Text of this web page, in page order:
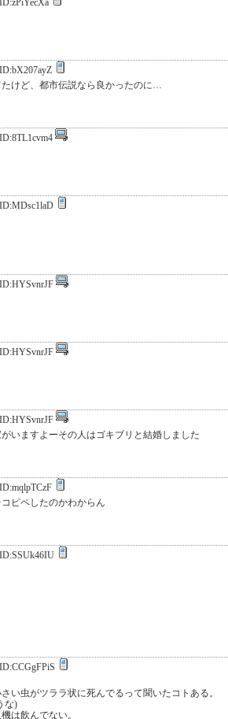
ID:zPiYecXa
ID:bX207ayZ
けど、都市伝説なら良かったのに…
ID:8TL1cvm4
ID:MDsc1laD
ID:HYSvnrJF
ID:HYSvnrJF
ID:HYSvnrJF
いますよーその人はゴキブリと結婚しました
ID:mqlpTCzF
ピペしたのかわからん
ID:SSUk46IU
ID:CCGgFPiS
い虫がツララ状に死んでるって聞いたコトある。
な)
は飲んでない。